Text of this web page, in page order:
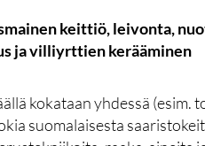
keittiö, leivonta,
ja villiyrttien kerääminen
kokataan yhdessä (esim.
suomalaisesta